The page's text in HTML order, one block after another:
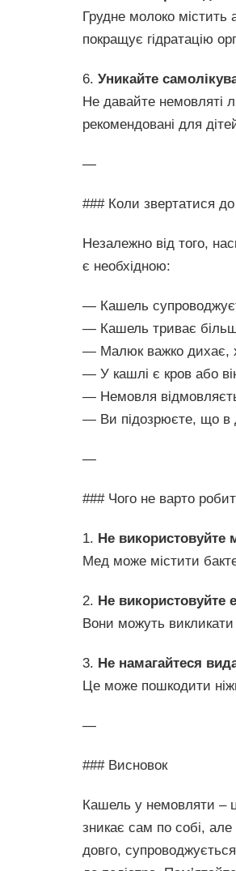
Грудне молоко містить
покращує гідратацію
6. Уникайте
Не давайте немовляті
рекомендовані для
—
### Коли звертатися до
Незалежно від того,
є необхідною:
— Кашель
— Кашель триває
— Малюк важко дихає,
— У кашлі є кров або
— Немовля
— Ви підозрюєте, що в
—
### Чого не варто
1. Не використовуйте
Мед може містити
2. Не використовуйте
Вони можуть викликати
3. Не намагайтеся
Це може пошкодити
—
### Висновок
Кашель у немовляти –
зникає сам по собі,
довго,